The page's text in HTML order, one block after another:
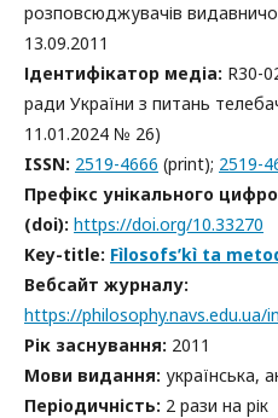
розповсюджувачів
13.09.2011
Ідентифікатор медіа: R30-
ради України з питань
11.01.2024 № 26)
ISSN: 2519-4666 (print); 2519-
Префікс унікального
(doi): https://doi.org/10.33270
Key-title: Fìlosofsʹkì ta
Вебсайт журналу:
https://philosophy.navs.edu.ua/
Рік заснування: 2011
Мови видання: українська,
Періодичність: 2 рази на рік